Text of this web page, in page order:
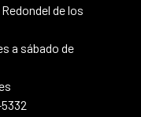
de los
a sábado de